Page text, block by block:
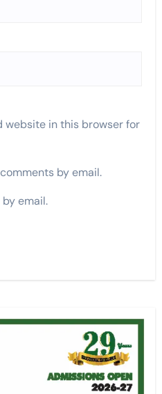
website in this browser for
by email.
email.